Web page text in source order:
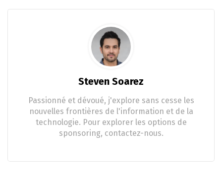
Steven Soarez
Passionné et dévoué, j'explore sans cesse les
nouvelles frontières de l'information et de la
technologie. Pour explorer les options de
sponsoring, contactez-nous.